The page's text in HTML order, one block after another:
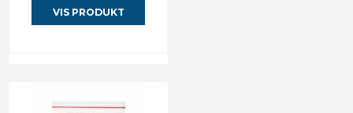
VIS PRODUKT